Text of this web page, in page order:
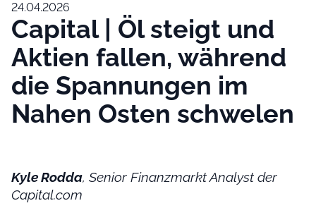
24.04.2026
Capital | Öl steigt und
Aktien fallen, während
die Spannungen im
Nahen Osten schwelen
Kyle Rodda, Senior Finanzmarkt Analyst der
Capital.com